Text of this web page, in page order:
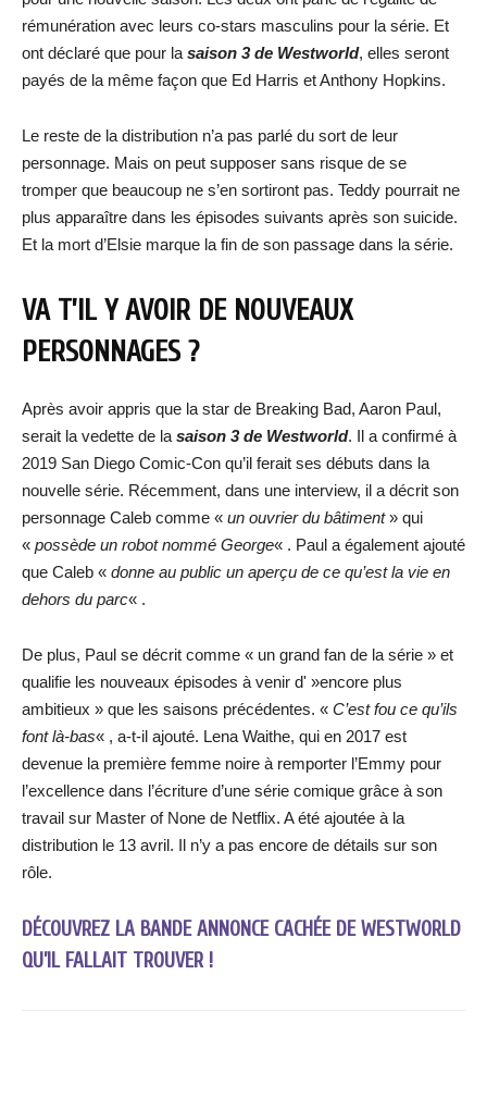
rémunération avec leurs co-stars masculins pour la série. Et
ont déclaré que pour la saison 3 de Westworld, elles seront
payés de la même façon que Ed Harris et Anthony Hopkins.
Le reste de la distribution n’a pas parlé du sort de leur
personnage. Mais on peut supposer sans risque de se
tromper que beaucoup ne s’en sortiront pas. Teddy pourrait ne
plus apparaître dans les épisodes suivants après son suicide.
Et la mort d’Elsie marque la fin de son passage dans la série.
VA T’IL Y AVOIR DE NOUVEAUX
PERSONNAGES ?
Après avoir appris que la star de Breaking Bad, Aaron Paul,
serait la vedette de la saison 3 de Westworld. Il a confirmé à
2019 San Diego Comic-Con qu’il ferait ses débuts dans la
nouvelle série. Récemment, dans une interview, il a décrit son
personnage Caleb comme « un ouvrier du bâtiment» qui
« possède un robot nommé George« . Paul a également ajouté
que Caleb « donne au public un aperçu de ce qu’est la vie en
dehors du parc« .
De plus, Paul se décrit comme « un grand fan de la série » et
qualifie les nouveaux épisodes à venir d' »encore plus
ambitieux » que les saisons précédentes. « C’est fou ce qu’ils
font là-bas« , a-t-il ajouté. Lena Waithe, qui en 2017 est
devenue la première femme noire à remporter l’Emmy pour
l’excellence dans l’écriture d’une série comique grâce à son
travail sur Master of None de Netflix. A été ajoutée à la
distribution le 13 avril. Il n’y a pas encore de détails sur son
rôle.
DÉCOUVREZ LA BANDE ANNONCE CACHÉE DE WESTWORLD
QU’IL FALLAIT TROUVER !